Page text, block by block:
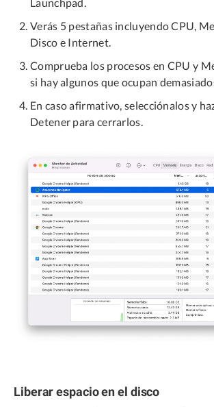
Launchpad.
Verás 5 pestañas incluyendo CPU,
Disco e Internet.
Comprueba los procesos en CPU y
si hay algunos que ocupan
En caso afirmativo, selecciónalos y
Detener para cerrarlos.
Liberar espacio en el disco